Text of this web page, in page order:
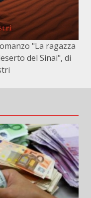
"La ragazza
del Sinai", di